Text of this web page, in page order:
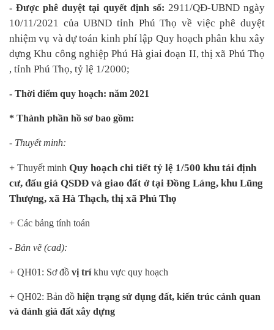
- Được phê duyệt tại quyết định số: 2911/QĐ-UBND ngày
10/11/2021 của UBND tỉnh Phú Thọ về việc phê duyệt
nhiệm vụ và dự toán kinh phí lập Quy hoạch phân khu xây
dựng Khu công nghiệp Phú Hà giai đoạn II, thị xã Phú Thọ
, tỉnh Phú Thọ, tỷ lệ 1/2000;
- Thời điểm quy hoạch: năm 2021
* Thành phần hồ sơ bao gồm:
- Thuyết minh:
+ Thuyết minh Quy hoạch chi tiết tỷ lệ 1/500 khu tái định
cư, đấu giá QSDĐ và giao đất ở tại Đồng Láng, khu Lũng
Thượng, xã Hà Thạch, thị xã Phú Thọ
+ Các bảng tính toán
- Bản vẽ (cad):
+ QH01 : Sơ đồ vị tríkhu vực quy hoạch
+ QH02: Bản đồ hiện trạng sử dụng đất, kiến trúc cảnh quan
và đánh giá đất xây dựng